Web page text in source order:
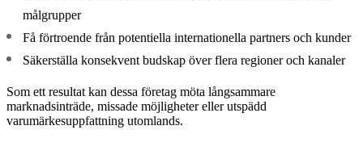
målgrupper
Få förtroende från potentiella internationella partners och kunder
Säkerställa konsekvent budskap över flera regioner och kanaler
Som ett resultat kan dessa företag möta långsammare
marknadsinträde, missade möjligheter eller utspädd
varumärkesuppfattning utomlands.